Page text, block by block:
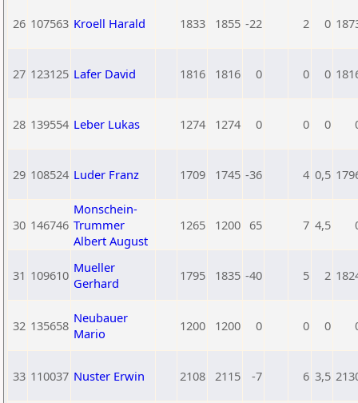
26 107563 Kroell Harald 1833 1855 -22 2 0
27 123125 Lafer David 1816 1816 0 0 0
28 139554 Leber Lukas 1274 1274 0 0 0
29 108524 Luder Franz 1709 1745 -36 4 0,5
30 146746
Monschein-
Trummer
Albert August
1265 1200 65 7 4,5
31 109610 Mueller
Gerhard
1795 1835 -40 5 2
32 135658 Neubauer
Mario
1200 1200 0 0 0
33 110037 Nuster Erwin 2108 2115 -7 6 3,5